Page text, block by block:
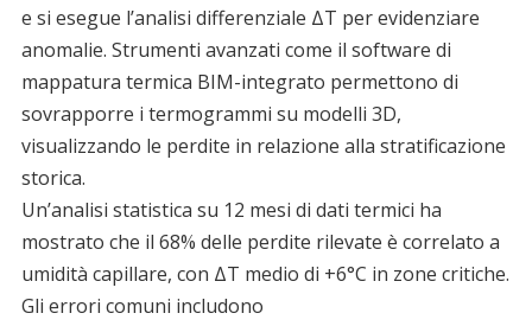
e si esegue l’analisi differenziale ΔT per evidenziare
anomalie. Strumenti avanzati come il software di
mappatura termica BIM-integrato permettono di
sovrapporre i termogrammi su modelli 3D,
visualizzando le perdite in relazione alla stratificazione
storica.
Un’analisi statistica su 12 mesi di dati termici ha
mostrato che il 68% delle perdite rilevate è correlato a
umidità capillare, con ΔT medio di +6°C in zone critiche.
Gli errori comuni includono